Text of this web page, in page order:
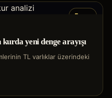
Forex
yeni denge arayışı
TL varlıklar üzerindeki